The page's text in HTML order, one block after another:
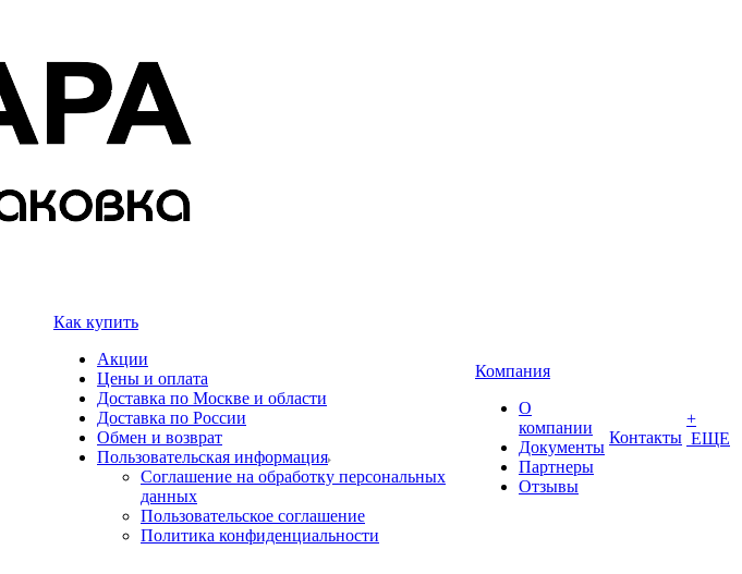
Как купить
Акции
Цены и оплата
Доставка по Москве и области
Доставка по России
Обмен и возврат
Пользовательская информация
Соглашение на обработку персональных
данных
Пользовательское соглашение
Политика конфиденциальности
Компания
О
компании
Документы
Партнеры
Отзывы
Контакты
+
ЕЩЕ